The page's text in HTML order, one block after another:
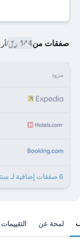
صفقات من444 ﷼ /
مزود
6 صفقات إضافية لـ سنترال هوتل فريدريششفن
لمحة عن التقييمات